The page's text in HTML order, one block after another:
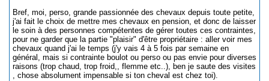
Bref, moi, perso, grande passionnée des chevaux depuis toute petite,
j'ai fait le choix de mettre mes chevaux en pension, et donc de laisser
le soin à des personnes compétentes de gérer toutes ces contraintes,
pour ne garder que la partie "plaisir" d'être propriétaire : aller voir mes
chevaux quand j'ai le temps (j'y vais 4 à 5 fois par semaine en
général, mais si contrainte boulot ou perso ou pas envie pour diverses
raisons (trop chaud, trop froid,, flemme etc..), ben je saute des visites
, chose absolument impensable si ton cheval est chez toi).